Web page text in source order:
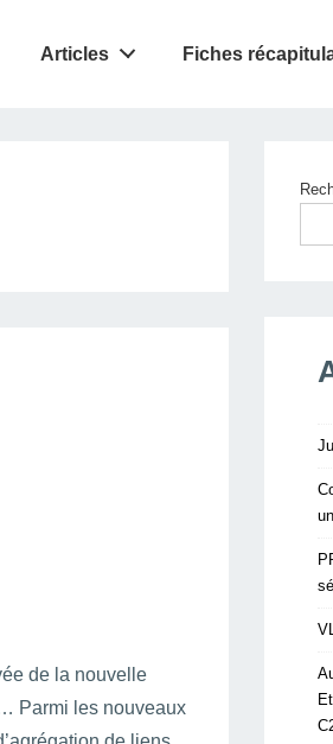
Articles Fiches
de la nouvelle
Parmi les nouveaux